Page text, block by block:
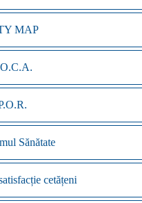
MAP
Sănătate
cetățeni